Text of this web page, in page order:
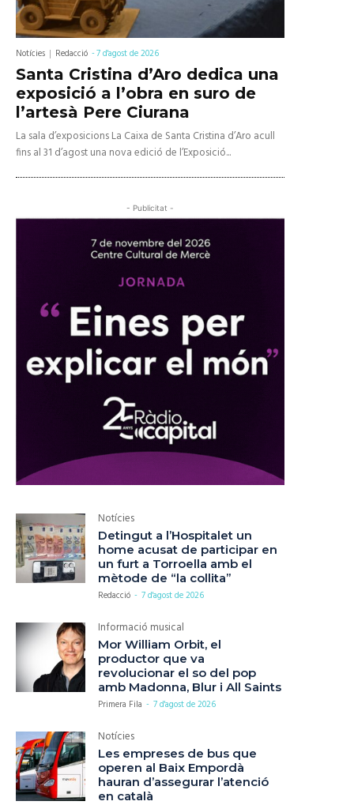
Notícies Redacció -7 d'agost de 2026
Santa Cristina d’Aro dedica una
exposició a l’obra en suro de
l’artesà Pere Ciurana
La sala d’exposicions La Caixa de Santa Cristina d’Aro acull
fins al 31 d’agost una nova edició de l’Exposició...
- Publicitat -
Notícies
Detingut a l’Hospitalet un
home acusat de participar en
un furt a Torroella amb el
mètode de “la collita”
Redacció - 7 d'agost de 2026
Informació musical
Mor William Orbit, el
productor que va
revolucionar el so del pop
amb Madonna, Blur i All Saints
Primera Fila - 7 d'agost de 2026
Notícies
Les empreses de bus que
operen al Baix Empordà
hauran d’assegurar l’atenció
en català